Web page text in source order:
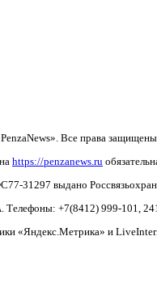
Все права
https://penzanews.ru
31297 выдано
Телефоны: +7(8412) 999-101,
«Яндекс.Метрика» и